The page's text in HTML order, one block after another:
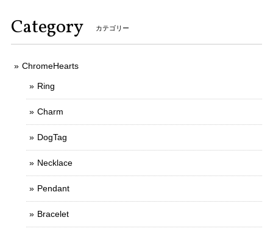
Category カテゴリー
ChromeHearts
Ring
Charm
DogTag
Necklace
Pendant
Bracelet